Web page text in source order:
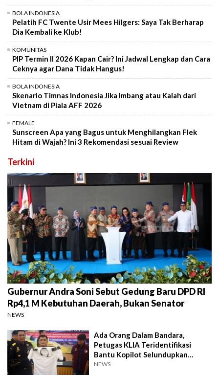
BOLA INDONESIA
Pelatih FC Twente Usir Mees Hilgers: Saya Tak Berharap
Dia Kembali ke Klub!
KOMUNITAS
PIP Termin II 2026 Kapan Cair? Ini Jadwal Lengkap dan Cara
Ceknya agar Dana Tidak Hangus!
BOLA INDONESIA
Skenario Timnas Indonesia Jika Imbang atau Kalah dari
Vietnam di Piala AFF 2026
FEMALE
Sunscreen Apa yang Bagus untuk Menghilangkan Flek
Hitam di Wajah? Ini 3 Rekomendasi sesuai Review
Terkini
Gubernur Andra Soni Sebut Gedung Baru DPD RI
Rp4,1 M Kebutuhan Daerah, Bukan Senator
NEWS
Ada Orang Dalam Bandara,
Petugas KLIA Teridentifikasi
Bantu Kopilot Selundupkan
Ekstasi ke Indonesia
NEWS